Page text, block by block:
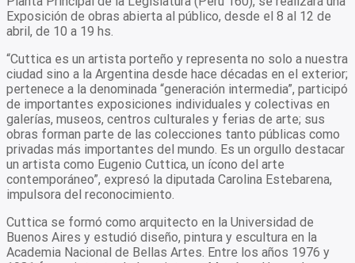
Exposición de obras abierta al público, desde el 8 al 12 de
abril, de 10 a 19 hs.
“Cuttica es un artista porteño y representa no solo a nuestra
ciudad sino a la Argentina desde hace décadas en el exterior;
pertenece a la denominada “generación intermedia”, participó
de importantes exposiciones individuales y colectivas en
galerías, museos, centros culturales y ferias de arte; sus
obras forman parte de las colecciones tanto públicas como
privadas más importantes del mundo. Es un orgullo destacar
un artista como Eugenio Cuttica, un ícono del arte
contemporáneo”, expresó la diputada Carolina Estebarena,
impulsora del reconocimiento.
Cuttica se formó como arquitecto en la Universidad de
Buenos Aires y estudió diseño, pintura y escultura en la
Academia Nacional de Bellas Artes. Entre los años 1976 y